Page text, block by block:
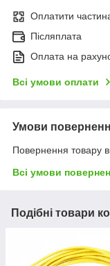
Оплатити
Післяплата
Оплата на
Всі умови оплати
Умови
Повернення товару
Всі умови
Подібні товари